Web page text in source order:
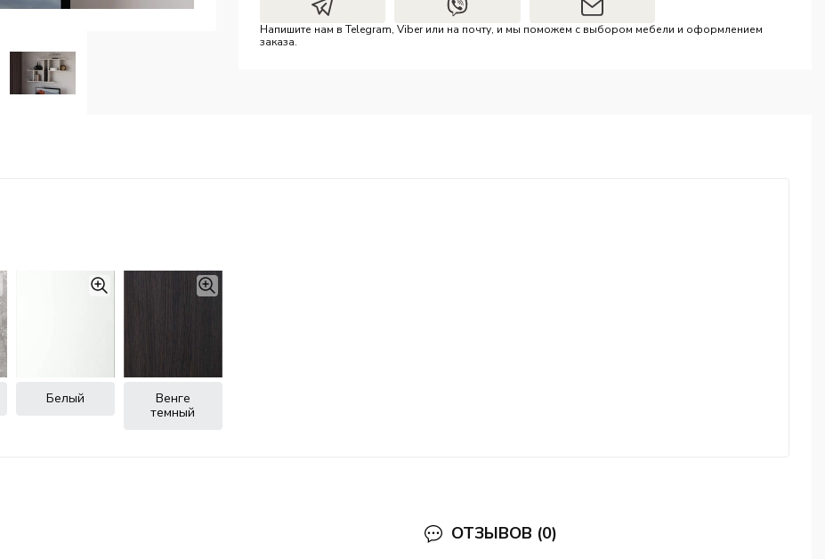
Напишите нам в Telegram, Viber или на почту, и мы поможем с выбором мебели и оформлением
заказа.
Белый
Венге
темный
ОТЗЫВОВ (0)